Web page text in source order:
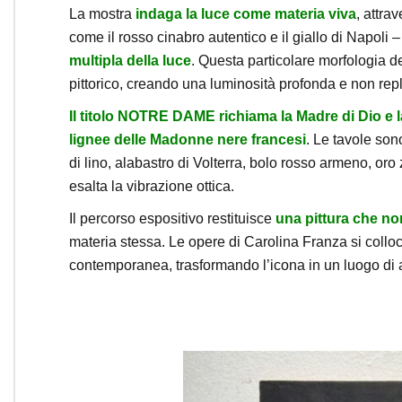
La mostra indaga la luce come materia viva,
come il rosso cinabro autentico e il giallo di Napoli
multipla della luce. Questa particolare morfologia
pittorico, creando una luminosità profonda e non
Il titolo NOTRE DAME richiama la Madre di Dio e
lignee delle Madonne nere francesi. Le tavole
di lino, alabastro di Volterra, bolo rosso armeno,
esalta la vibrazione ottica.
Il percorso espositivo restituisce una pittura che
materia stessa. Le opere di Carolina Franza si
contemporanea, trasformando l’icona in un luogo